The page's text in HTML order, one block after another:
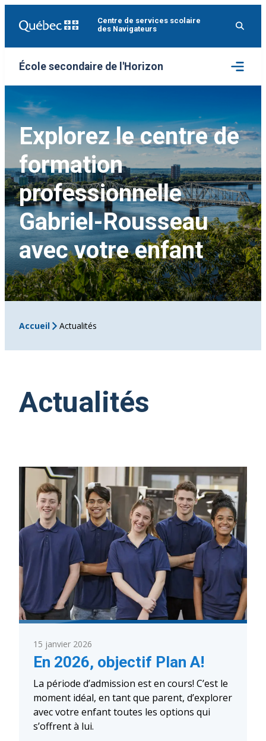
Centre de services scolaire
des Navigateurs
École secondaire de l'Horizon
Ouvrir
le
menu
Explorez le centre de
formation
professionnelle
Gabriel-Rousseau
avec votre enfant
Accueil Actualités
Actualités
15 janvier 2026
En 2026, objectif Plan A!
La période d’admission est en cours! C’est le
moment idéal, en tant que parent, d’explorer
avec votre enfant toutes les options qui
s’offrent à lui.